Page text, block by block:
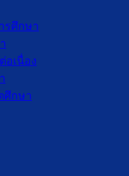
รศึกษา
อเนื่อง
ศึกษา